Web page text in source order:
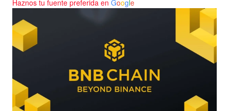
Haznos tu fuente preferida en Google